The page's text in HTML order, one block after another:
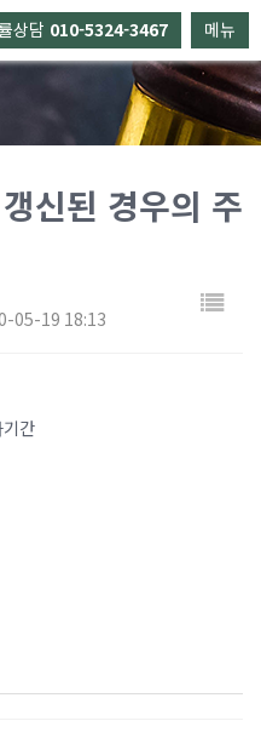
상담 010-5324-3467 메뉴
신된 경우의 주
05-19 18:13
간